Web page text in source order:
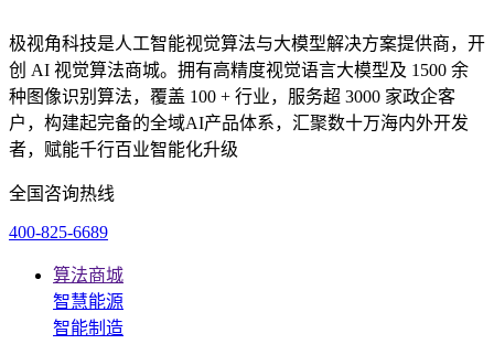
极视角科技是人工智能视觉算法与大模型解决方案提供商，开
创 AI 视觉算法商城。拥有高精度视觉语言大模型及 1500 余
种图像识别算法，覆盖 100 + 行业，服务超 3000 家政企客
户，构建起完备的全域AI产品体系，汇聚数十万海内外开发
者，赋能千行百业智能化升级
全国咨询热线
400-825-6689
算法商城
智慧能源
智能制造